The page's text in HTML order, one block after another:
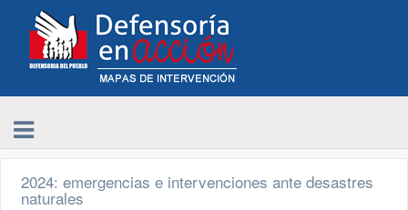
2024: emergencias e intervenciones ante desastres
naturales